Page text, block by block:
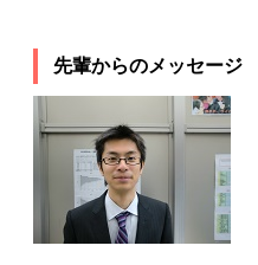
先輩からのメッセージ